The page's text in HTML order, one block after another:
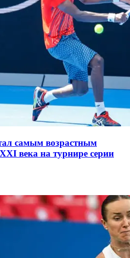
самым возрастным
века на турнире серии